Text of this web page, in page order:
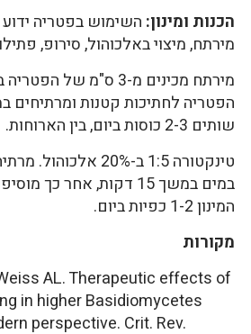
הכנות ומינון: השימוש בפטריה ידוע
מירתח, מיצוי באלכוהול, סירופ,
מירתח מכינים מ-3 ס"מ
הפטריה לחתיכות קטנות ומרתיחים
שותים 2-3 כוסות ביום, בין הארוחות.
טינקטורה 1:5 ב-20%
במים במשך 15 דקות, אחר
המינון 1-2 כפיות ביום.
מקורות
AL. Therapeutic effects of
in higher Basidiomycetes
perspective. Crit. Rev.